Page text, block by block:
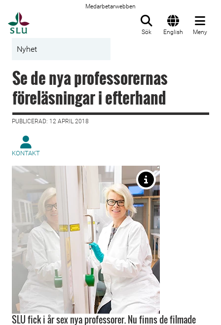
Medarbetarwebben
Sök English Meny
Nyhet
Se de nya professorernas
föreläsningar i efterhand
PUBLICERAD: 12 APRIL 2018
KONTAKT
SLU fick i år sex nya professorer. Nu finns de filmade